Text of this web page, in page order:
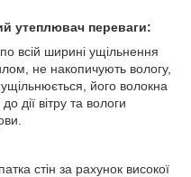
утеплювач переваги:
всій ширині ущільнення
не накопичують вологу,
його волокна
дії вітру та вологи
стін за рахунок високої